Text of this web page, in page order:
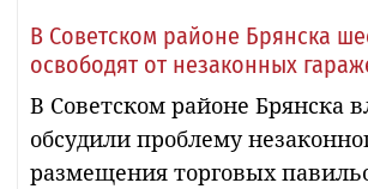
В Советском районе Брянска
освободят от незаконных
В Советском районе Брянска
обсудили проблему
размещения торговых